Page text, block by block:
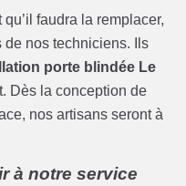
faudra la remplacer,
de nos techniciens. Ils
porte blindée Le
Dès la conception de
nos artisans seront à
à notre service